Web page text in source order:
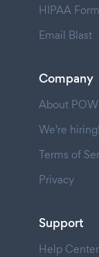
HIPAA
Email Blast
Company
About
We're hiring!
Terms of
Privacy
Support
Help Center